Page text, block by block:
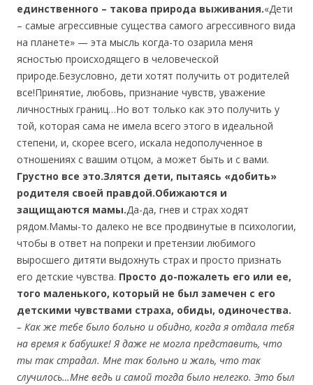
единственного – такова природа выживания.«Дети
– самые агрессивные существа самого агрессивного вида
на планете» — эта мысль когда-то озарила меня
ясностью происходящего в человеческой
природе.Безусловно, дети хотят получить от родителей
все!Принятие, любовь, признание чувств, уважение
личностных границ…Но вот только как это получить у
той, которая сама не имела всего этого в идеальной
степени, и, скорее всего, искала недополученное в
отношениях с вашим отцом, а может быть и с вами.
Грустно все это.Злятся дети, пытаясь «добить»
родителя своей правдой.Обижаются и
защищаются мамы.Да-да, гнев и страх ходят
рядом.Мамы-то далеко не все продвинутые в психологии,
чтобы в ответ на попреки и претензии любимого
выросшего дитяти выдохнуть страх и просто признать
его детские чувства. Просто до-пожалеть его или ее,
того маленького, который не был замечен с его
детскими чувствами страха, обиды, одиночества.
– Как же тебе было больно и обидно, когда я отдала тебя
на время к бабушке! Я даже не могла представить, что
ты так страдал. Мне так больно и жаль, что так
случилось…Мне ведь и самой тогда было нелегко. Это был